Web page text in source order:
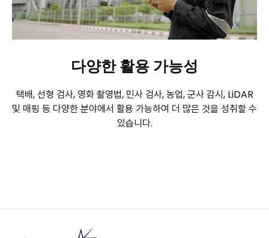
다양한 활용 가능성
택배, 선형 검사, 영화 촬영법, 민사 검사, 농업, 군사 감시, LiDAR
및 매핑 등 다양한 분야에서 활용 가능하여 더 많은 것을 성취할 수
있습니다.